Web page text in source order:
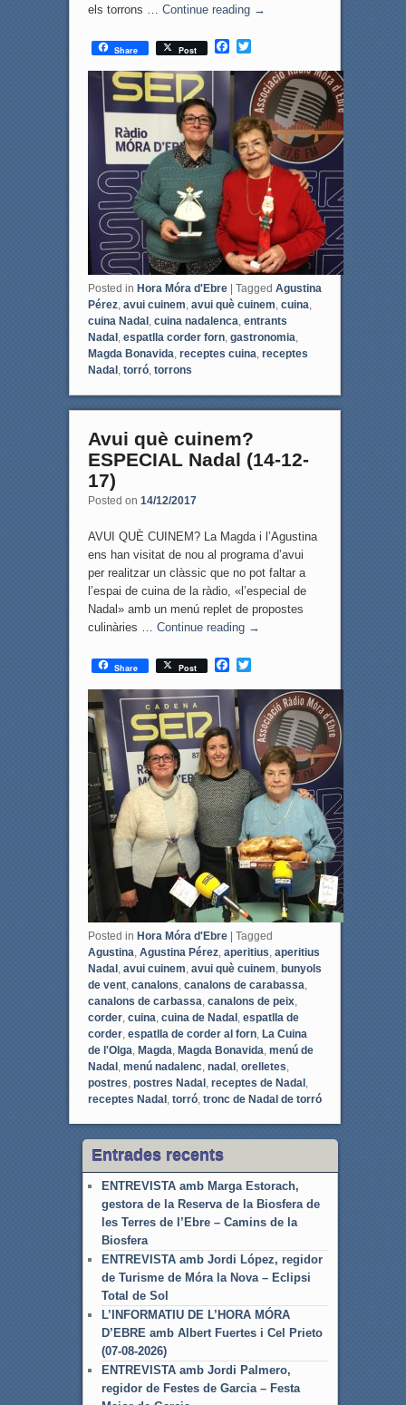
els torrons … Continue reading →
Share Post
F
c
e
o
o
k
T
i
t
t
e
r
Posted in Hora Móra d'Ebre Tagged Agustina
Pérez, avui cuinem, avui què cuinem, cuina,
cuina Nadal , cuina nadalenca, entrants
Nadal , espatlla corder forn, gastronomia,
Magda Bonavida, receptes cuina, receptes
Nadal , torró, torrons
Avui què cuinem?
ESPECIAL Nadal (14-12-
17)
Posted on 14/12/2017
AVUI QUÈ CUINEM? La Magda i l’Agustina
ens han visitat de nou al programa d’avui
per realitzar un clàssic que no pot faltar a
l’espai de cuina de la ràdio, «l’especial de
Nadal» amb un menú replet de propostes
culinàries … Continue reading →
Share Post
F
c
e
b
o
o
k
T
i
e
r
Posted in Hora Móra d'Ebre | Tagged
Agustina Agustina Pérez, aperitius aperitius
Nadal, avui cuinem avui què cuinem bunyols
de vent, canalons canalons de carabassa
canalons de carbassa canalons de peix,
corder, cuina cuina de Nadal, espatlla de
corder, espatlla de corder al forn, La Cuina
de l'Olga Magda Magda Bonavida menú de
Nadal, menú nadalenc, nadal, orelletes
postres postres Nadal, receptes de Nadal,
receptes Nadal, torró, tronc de Nadal de torró
Entrades recents
ENTREVISTA amb Marga Estorach,
gestora de la Reserva de la Biosfera de
les Terres de l’Ebre – Camins de la
Biosfera
ENTREVISTA amb Jordi López, regidor
de Turisme de Móra la Nova – Eclipsi
Total de Sol
L’INFORMATIU DE L’HORA MÓRA
D’EBRE amb Albert Fuertes i Cel Prieto
(07-08-2026)
ENTREVISTA amb Jordi Palmero,
regidor de Festes de Garcia – Festa